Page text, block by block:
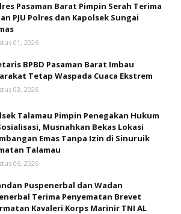
Pasaman Barat Pimpin Serah Terima
PJU Polres dan Kapolsek Sungai
01, 2026
BPBD Pasaman Barat Imbau
Tetap Waspada Cuaca Ekstrem
03, 2026
Talamau Pimpin Penegakan Hukum
Musnahkan Bekas Lokasi
Emas Tanpa Izin di Sinuruik
Talamau
06, 2026
Puspenerbal dan Wadan
Terima Penyematan Brevet
Kavaleri Korps Marinir TNI AL